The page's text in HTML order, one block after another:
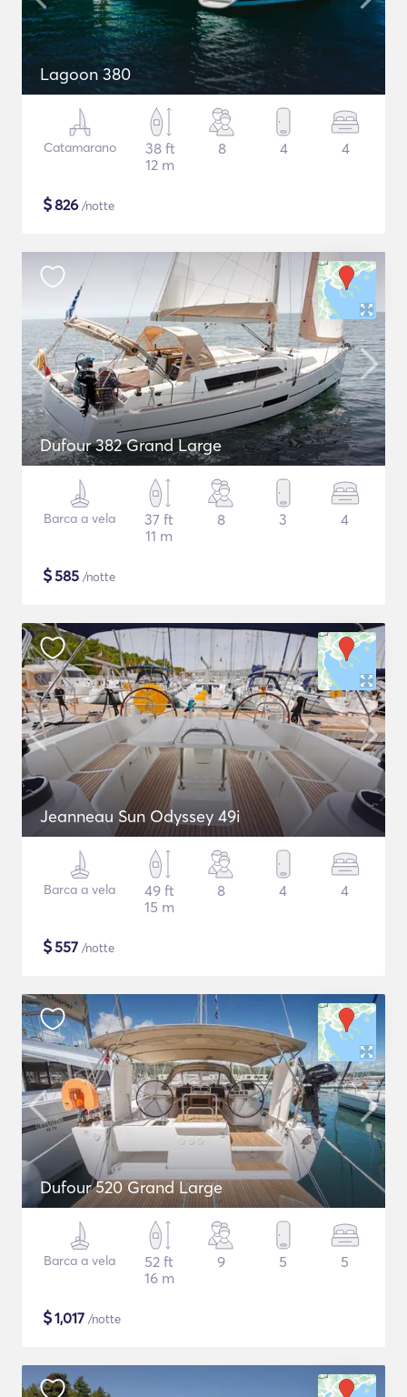
Lagoon 380
Catamarano
38 ft
12 m
8 4 4
$826 /notte
Dufour 382 Grand Large
Barca a vela
37 ft
11 m
8 3 4
$585 /notte
Jeanneau Sun Odyssey 49i
Barca a vela
49 ft
15 m
8 4 4
$557 /notte
Dufour 520 Grand Large
Barca a vela
52 ft
16 m
9 5 5
$1,017 /notte